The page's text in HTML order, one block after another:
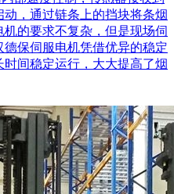
，通过链条上的挡块将条烟
的要求不复杂，但是现场伺
保伺服电机凭借优异的稳定
间稳定运行，大大提高了烟